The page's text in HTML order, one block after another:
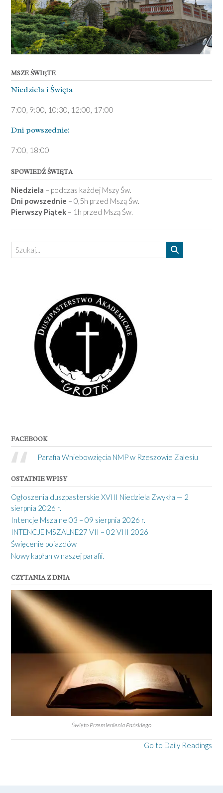
MSZE ŚWIĘTE
Niedziela ­i Święta
7:00, 9:00, 10:30, 12:00, 17:00
Dni pows­zednie:
7­:00, 18:00­
SPOWIEDŹ ŚWIĘTA
Niedziela – podczas każdej Mszy Św.
Dni powszednie – 0,5h przed Mszą Św.
Pierwszy Piątek – 1h przed Mszą Św.
FACEBOOK
Parafia Wniebowzięcia NMP w Rzeszowie Zalesiu
OSTATNIE WPISY
Ogłoszenia duszpasterskie XVIII Niedziela Zwykła — 2
sierpnia 2026 r.
Intencje Mszalne 03 – 09 sierpnia 2026 r.
INTENCJE MSZALNE27 VII – 02 VIII 2026
Święcenie pojazdów
Nowy kapłan w naszej parafii.
CZYTANIA Z DNIA
Święto Przemienienia Pańskiego
Go to Daily Readings